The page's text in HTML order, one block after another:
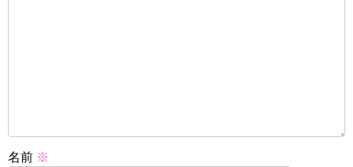
名前 ※